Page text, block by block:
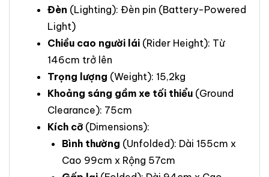
Đèn (Lighting): Đèn pin (Battery-Powered
Light)
Chiều cao người lái (Rider Height): Từ
146cm trở lên
Trọng lượng (Weight): 15,2kg
Khoảng sáng gầm xe tối thiểu (Ground
Clearance): 75cm
Kích cỡ (Dimensions):
Bình thường (Unfolded): Dài 155cm x
Cao 99cm x Rộng 57cm